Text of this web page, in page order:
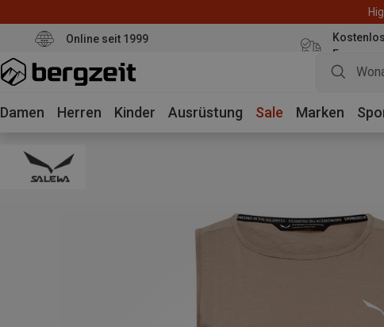
Online seit 1999
Euro
Damen Herren Kinder Ausrüstung Sale Marken